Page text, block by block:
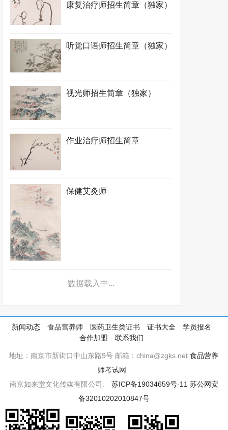
康复治疗师招生简章（独家）
听觉口语师招生简章（独家）
视光师招生简章（独家）
作业治疗师招生简章
保健艾灸师
数据载入中...
新闻动态 食品营养师 医药卫生类证书 证书大全
学员报名
合作加盟
联系我们
地址：南京市新街口中山东路9号 邮箱：china@zgks.net食品营养
师考试网
南京如来堂文化传媒有限公司. 苏ICP备19034659号-11 苏公网安
备32010202010847号